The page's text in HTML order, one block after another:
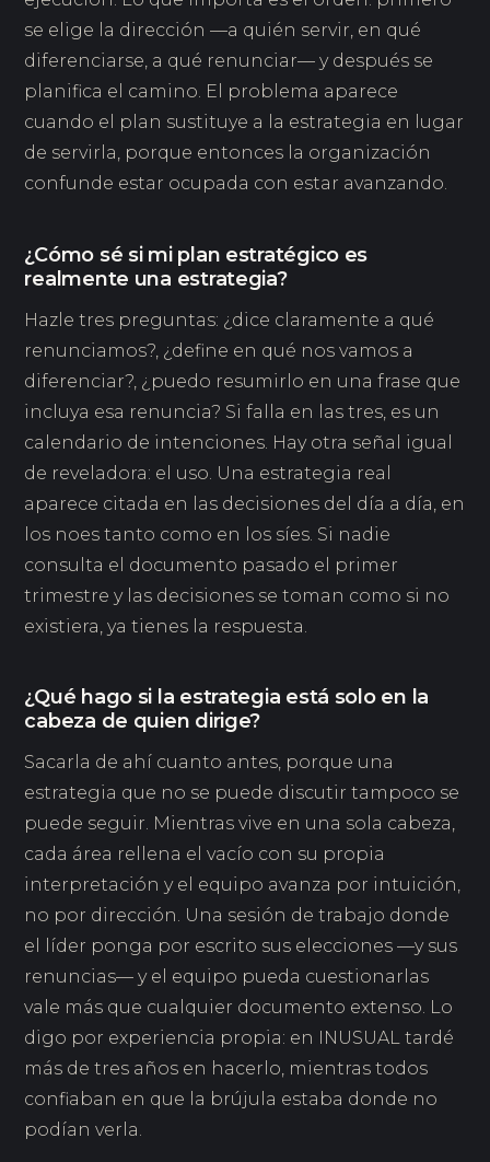
se elige la dirección —a quién servir, en qué
diferenciarse, a qué renunciar— y después se
planifica el camino. El problema aparece
cuando el plan sustituye a la estrategia en lugar
de servirla, porque entonces la organización
confunde estar ocupada con estar avanzando.
¿Cómo sé si mi plan estratégico es
realmente una estrategia?
Hazle tres preguntas: ¿dice claramente a qué
renunciamos?, ¿define en qué nos vamos a
diferenciar?, ¿puedo resumirlo en una frase que
incluya esa renuncia? Si falla en las tres, es un
calendario de intenciones. Hay otra señal igual
de reveladora: el uso. Una estrategia real
aparece citada en las decisiones del día a día, en
los noes tanto como en los síes. Si nadie
consulta el documento pasado el primer
trimestre y las decisiones se toman como si no
existiera, ya tienes la respuesta.
¿Qué hago si la estrategia está solo en la
cabeza de quien dirige?
Sacarla de ahí cuanto antes, porque una
estrategia que no se puede discutir tampoco se
puede seguir. Mientras vive en una sola cabeza,
cada área rellena el vacío con su propia
interpretación y el equipo avanza por intuición,
no por dirección. Una sesión de trabajo donde
el líder ponga por escrito sus elecciones —y sus
renuncias— y el equipo pueda cuestionarlas
vale más que cualquier documento extenso. Lo
digo por experiencia propia: en INUSUAL tardé
más de tres años en hacerlo, mientras todos
confiaban en que la brújula estaba donde no
podían verla.